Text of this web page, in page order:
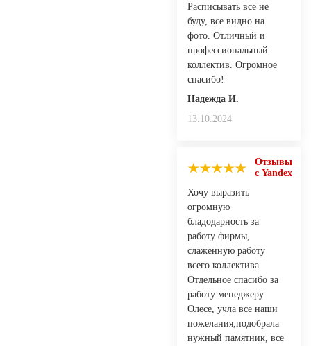
Расписывать все не
буду, все видно на
фото. Отличный и
профессиональный
коллектив. Огромное
спасибо!
Надежда И.
13.10.2024
Отзывы
с Yandex
Хочу выразить
огромную
бладодарность за
работу фирмы,
слаженную работу
всего коллектива.
Отдельное спасибо за
работу менеджеру
Олесе, учла все наши
пожелания,подобрала
нужный памятник, все